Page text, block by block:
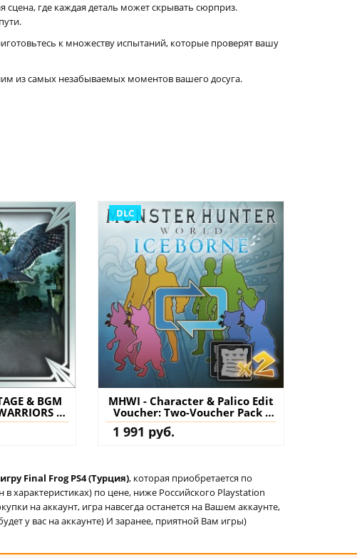
где каждая деталь может скрывать сюрприз.
к множеству испытаний, которые проверят вашу
из самых незабываемых моментов вашего досуга.
& BGM
8:
купить
DLC
MHWI - Character & Palico Edit
Voucher: Two-Voucher Pack -
Monster Hunter: World PS4
(Турция) купить дополнение
1 991 руб.
Final Frog PS4 (Турция), которая приобретается по
характеристиках) по цене, ниже Российского Playstation
на аккаунт, игра навсегда останется на Вашем аккаунте,
у вас на аккаунте) И заранее, приятной Вам игры)